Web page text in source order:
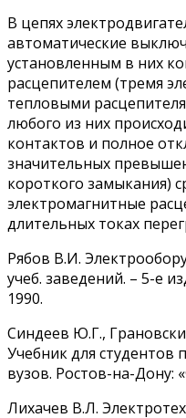
В цепях
автоматические
установленным в них
расцепителем (тремя
тепловыми
любого из них
контактов и полное
значительных
короткого замыкания)
электромагнитные
длительных токах
Рябов В.И.
учеб. заведений. – 5-е
1990.
Синдеев Ю.Г.,
Учебник для студентов
вузов. Ростов-на-Дону:
Лихачев В.Л.